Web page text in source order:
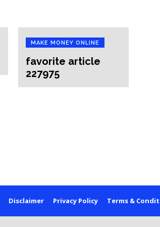
MAKE MONEY ONLINE
favorite article
227975
Disclaimer Privacy Policy Terms &